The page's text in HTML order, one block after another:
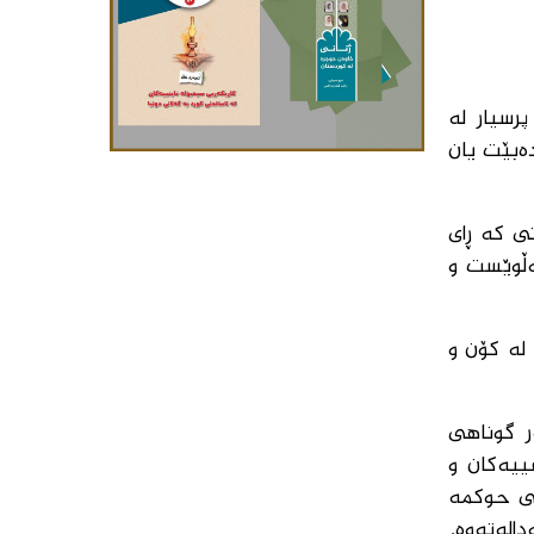
لە
یان
كە ڕای
و
لە كۆن و
گوناهی
و
حوكمە